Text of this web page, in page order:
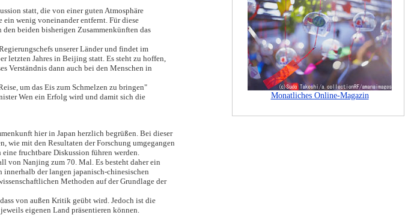
statt, die von einer guten Atmosphäre
ein wenig voneinander entfernt. Für diese
beiden bisherigen Zusammenkünften das
unserer Länder und findet im
letzten Jahres in Beijing statt. Es steht zu hoffen,
Verständnis dann auch bei den Menschen in
um das Eis zum Schmelzen zu bringen"
Wen ein Erfolg wird und damit sich die
hier in Japan herzlich begrüßen. Bei dieser
wie mit den Resultaten der Forschung umgegangen
fruchtbare Diskussion führen werden.
von Nanjing zum 70. Mal. Es besteht daher ein
der langen japanisch-chinesischen
Methoden auf der Grundlage der
von außen Kritik geübt wird. Jedoch ist die
eigenen Land präsentieren können.